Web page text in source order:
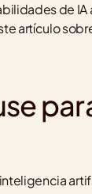
de
artículo